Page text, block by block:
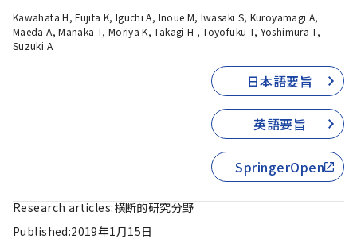
Kawahata H, Fujita K, Iguchi A, Inoue M, Iwasaki S, Kuroyamagi A,
Maeda A, Manaka T, Moriya K, Takagi H , Toyofuku T, Yoshimura T,
Suzuki A
日本語要旨
英語要旨
SpringerOpen
Research articles:横断的研究分野
Published:2019年1月15日